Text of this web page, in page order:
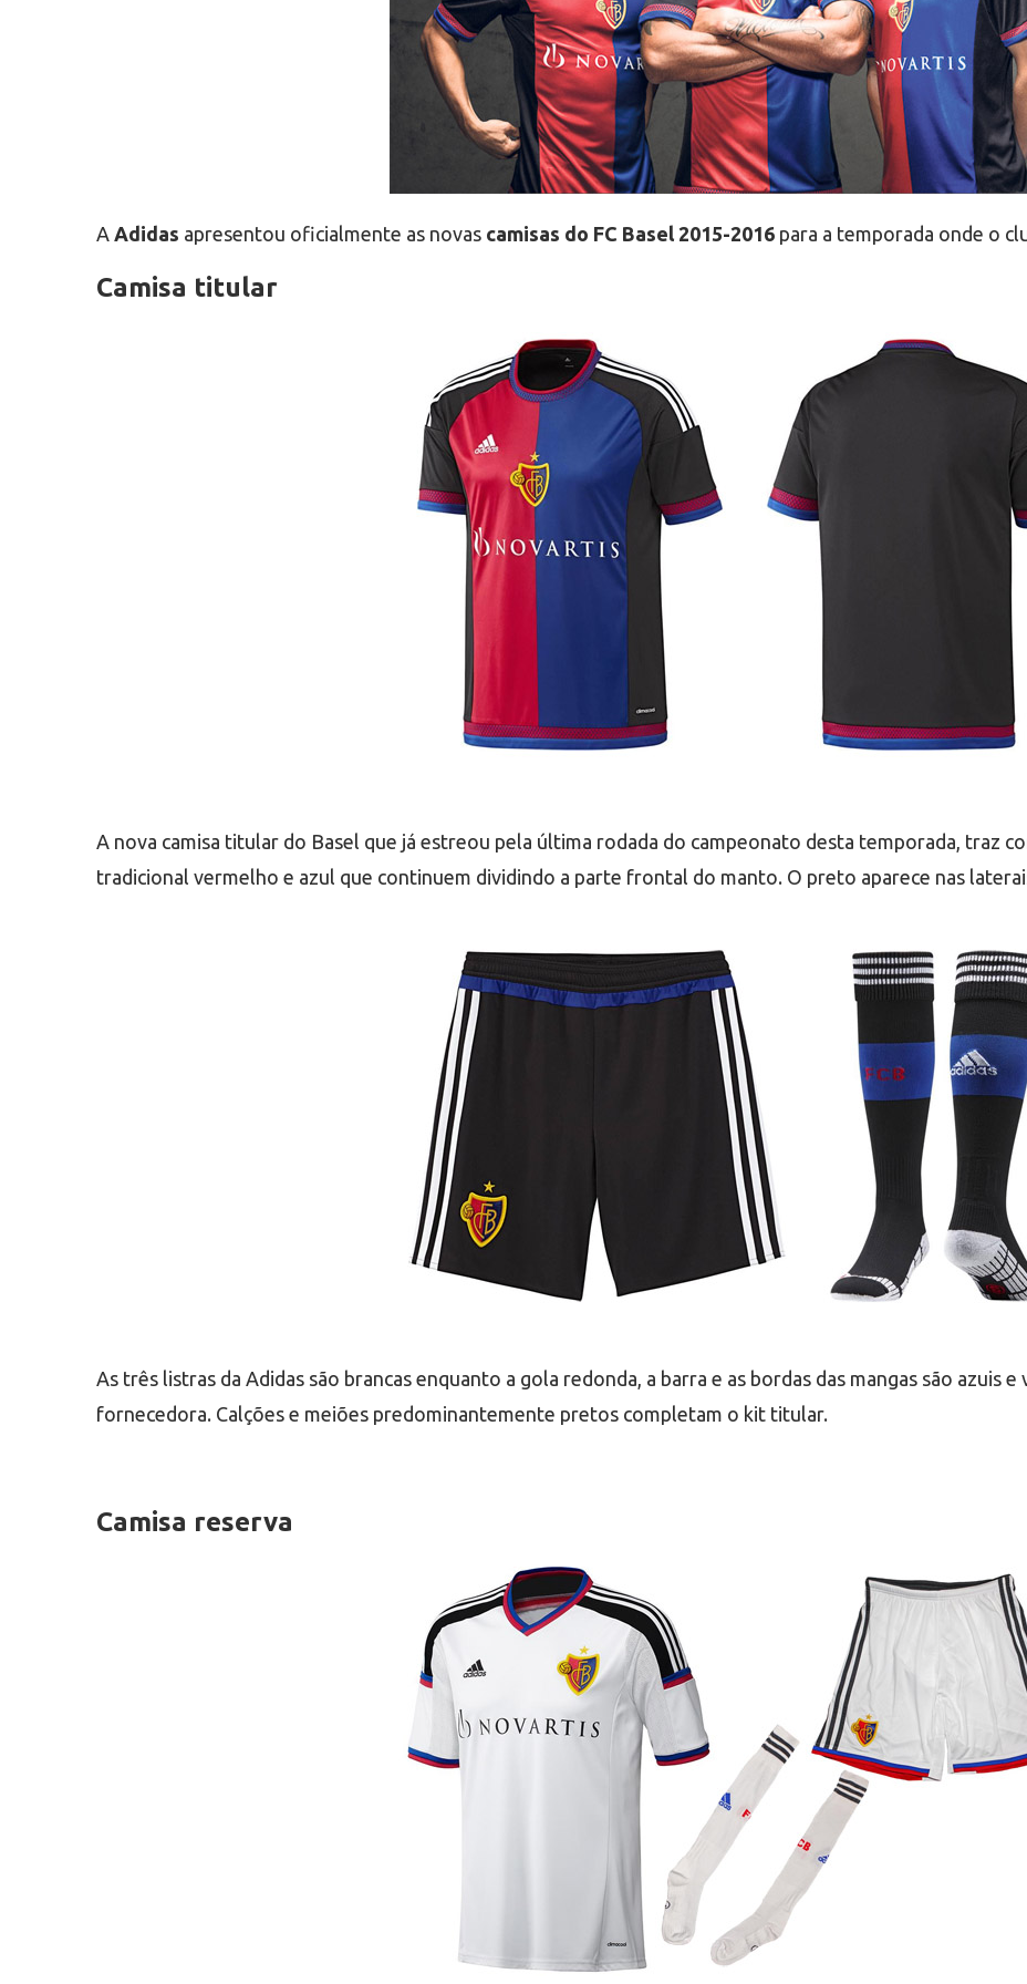
A Adidas apresentou oficialmente as novas camisas do FC Basel 2015-2016 para a temporada onde o
Camisa titular
A nova camisa titular do Basel que já estreou pela última rodada do campeonato desta temporada, traz
tradicional vermelho e azul que continuem dividindo a parte frontal do manto. O preto aparece nas
As três listras da Adidas são brancas enquanto a gola redonda, a barra e as bordas das mangas são azuis
fornecedora. Calções e meiões predominantemente pretos completam o kit titular.
Camisa reserva